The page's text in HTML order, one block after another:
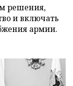
решения,
и включать
армии.